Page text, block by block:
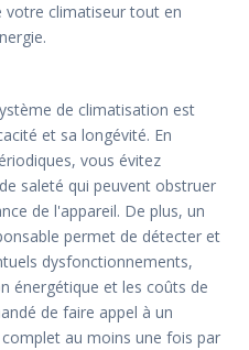
votre climatiseur tout en
de climatisation est
et sa longévité. En
vous évitez
saleté qui peuvent obstruer
de l'appareil. De plus, un
permet de détecter et
dysfonctionnements,
énergétique et les coûts de
de faire appel à un
au moins une fois par